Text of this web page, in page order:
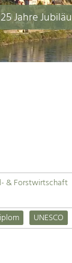
Jahre
& Forstwirtschaft
UNESCO